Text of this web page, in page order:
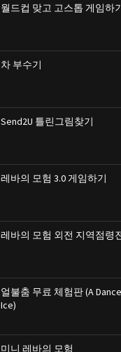
월드컵 맞고 고스톱 게임하
차 부수기
Send2U 틀린그림찾기
레바의 모험 3.0 게임하기
레바의 모험 외전 지역점령
얼불춤 무료 체험판 (A
Ice)
미니 레바의 모험